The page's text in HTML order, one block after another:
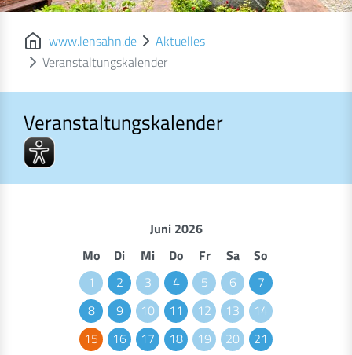
www.lensahn.de
Aktuelles
Veranstaltungskalender
Veranstaltungskalender
Veranstaltungskalender
Juni 2026
Mo
Di Mi Do Fr Sa
So
1
2 3 4 5 6
7
8
9 10 11 12 13
14
15
16 17 18 19 20
21